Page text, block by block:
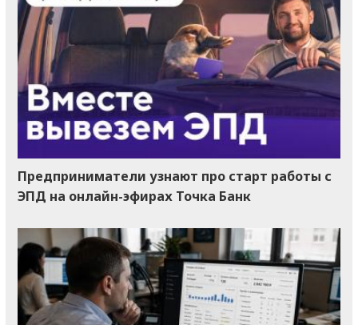
Предприниматели узнают про старт работы с
ЭПД на онлайн-эфирах Точка Банк